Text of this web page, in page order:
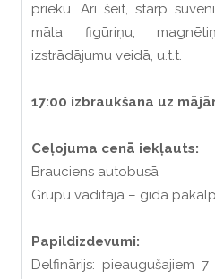
prieku. Arī šeit, starp
māla figūriņu,
izstrādājumu veidā, u.t.t.
17:00 izbraukšana uz
Ceļojuma cenā iekļauts:
Brauciens autobusā
Grupu vadītāja – gida
Papildizdevumi:
Delfinārijs: pieaugušajiem